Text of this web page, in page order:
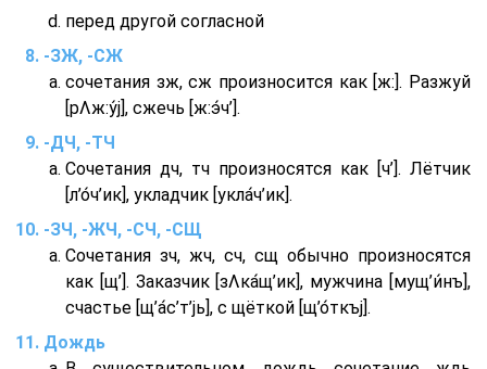
перед другой согласной
-ЗЖ, -СЖ
сочетания зж, сж произносится как [ж:]. Разжуй
[рΛж:у́j], сжечь [ж:э́ч’].
-ДЧ, -ТЧ
Сочетания дч, тч произносятся как [ч’]. Лётчик
[л’о́ч’ик], укладчик [укла́ч’ик].
-ЗЧ, -ЖЧ, -СЧ, -СЩ
Сочетания зч, жч, сч, сщ обычно произносятся
как [щ’]. Заказчик [зΛка́щ’ик], мужчина [мущ’и́нъ],
счастье [щ’а́с’т’jь], с щёткой [щ’о́ткъj].
Дождь